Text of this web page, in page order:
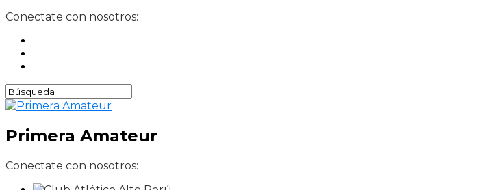
Conectate con nosotros:
Primera Amateur
Conectate con nosotros: